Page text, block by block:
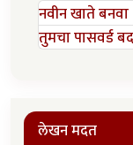
नवीन खाते बनवा
तुमचा पासवर्ड
लेखन मदत